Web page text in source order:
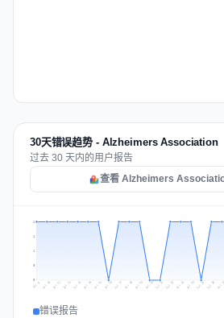
30天错误趋势 - Alzheimers Association
过去 30 天内的用户报告
查看 Alzheimers
1
1
1
Jul 9 Jul 10 Jul 11 Jul 12 Jul 13 Jul 14 Jul 15 Jul 16 Jul 17 Jul 18 Jul 19 Jul 20 Jul 21 Jul 22 Jul 23 Jul 24 Jul 25 Jul 26 Jul 27
错误报告